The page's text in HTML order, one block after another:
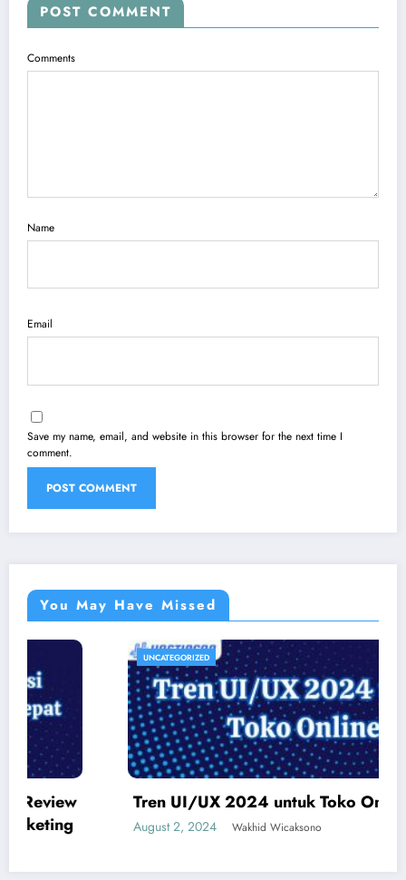
POST COMMENT
Comments
Name
Email
Save my name, email, and website in this browser for the next time I
comment.
You May Have Missed
Tren UI/UX 2024 untuk Toko Online
August 2, 2024 Wakhid Wicaksono